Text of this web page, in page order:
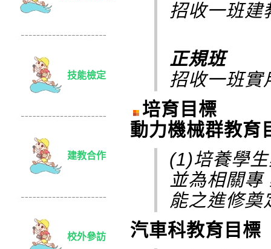
技能檢定
建教合作
校外參訪
招收一班建
正規班
招收一班實
培育目標
動力機械群教育
(1)培養學
並為相關專
能之進修奠
汽車科教育目標